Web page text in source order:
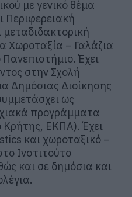
με γενικό θέμα
Περιφερειακή
Χωροταξία – Γαλάζια
Έχει
στην Σχολή
Δημόσιας Διοίκησης
ως
προγράμματα
Κρήτης, ΕΚΠΑ). Έχει
και χωροταξικό –
Ινστιτούτο
και σε δημόσια και